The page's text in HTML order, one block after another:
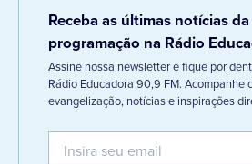
Receba as últimas notícias
programação na Rádio
Assine nossa newsletter e fique por
Rádio Educadora 90,9 FM. Acompanhe
evangelização, notícias e inspirações